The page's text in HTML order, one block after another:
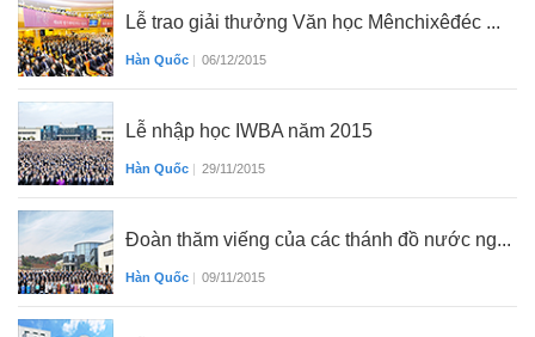
Lễ trao giải thưởng Văn học Mênchixêđéc ...
Hàn Quốc | 06/12/2015
Lễ nhập học IWBA năm 2015
Hàn Quốc | 29/11/2015
Đoàn thăm viếng của các thánh đồ nước ng...
Hàn Quốc | 09/11/2015